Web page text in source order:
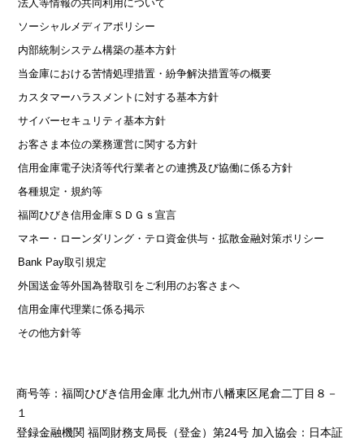
法人等情報の共同利用について
ソーシャルメディアポリシー
内部統制システム構築の基本方針
当金庫における苦情処理措置・紛争解決措置等の概要
カスタマーハラスメントに対する基本方針
サイバーセキュリティ基本方針
お客さま本位の業務運営に関する方針
信用金庫電子決済等代行業者との連携及び協働に係る方針
各種規定・規約等
福岡ひびき信用金庫ＳＤＧｓ宣言
マネー・ローンダリング・テロ資金供与・拡散金融対策ポリシー
Bank Pay取引規定
外国送金等外国為替取引をご利用のお客さまへ
信用金庫代理業に係る掲示
その他方針等
商号等：福岡ひびき信用金庫 北九州市八幡東区尾倉二丁目８－
１
登録金融機関 福岡財務支局長（登金）第24号 加入協会：日本証